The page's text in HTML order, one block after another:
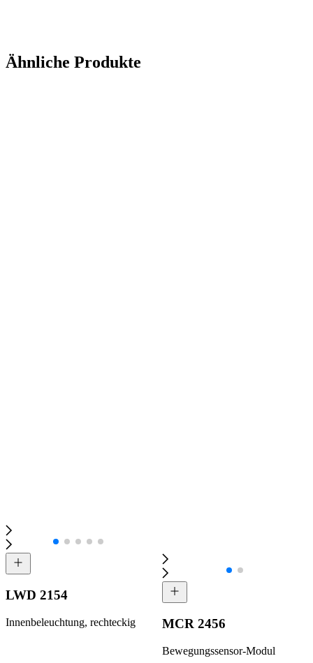
Ähnliche Produkte
LWD 2154
Innenbeleuchtung, rechteckig MCR 2456
Bewegungssensor-Modul